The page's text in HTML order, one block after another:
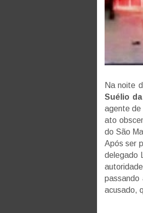
Na noite
Suélio
agente de
ato
do São
Após ser
delegado
passando
acusado,